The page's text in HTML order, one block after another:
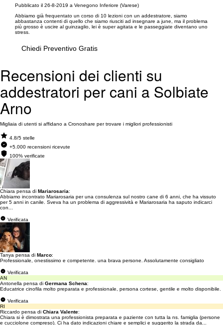
Pubblicato il 26-8-2019 a Venegono Inferiore (Varese)
Abbiamo già frequentato un corso di 10 lezioni con un addestratore, siamo
abbastanza contenti di quello che siamo riusciti ad insegnare a june, ma il problema
più grosso è uscire al guinzaglio, lei è super agitata e le passeggiate diventano uno
stress.
Chiedi Preventivo Gratis
Recensioni dei clienti su
addestratori per cani a Solbiate
Arno
Migliaia di utenti si affidano a Cronoshare per trovare i migliori professionisti
4.8/5 stelle
+5.000 recensioni ricevute
100% verificate
Chiara pensa di Mariarosaria:
Abbiamo incontrato Mariarosaria per una consulenza sul nostro cane di 6 anni, che ha vissuto
per 5 anni in canile. Sveva ha un problema di aggressività e Mariarosaria ha saputo indicarci
con...
Verificata
Tanya pensa di Marco:
Professionale, onestissimo e competente. una brava persone. Assolutamente consigliato
Verificata
AN
Antonella pensa di Germana Schena:
Educatrice cinofila molto preparata e professionale, persona cortese, gentile e molto disponibile.
Verificata
RI
Riccardo pensa di Chiara Valente:
Chiara si è dimostrata una professionista preparata e paziente con tutta la ns. famiglia (persone
e cucciolone compreso). Ci ha dato indicazioni chiare e semplici e suggerito la strada da...